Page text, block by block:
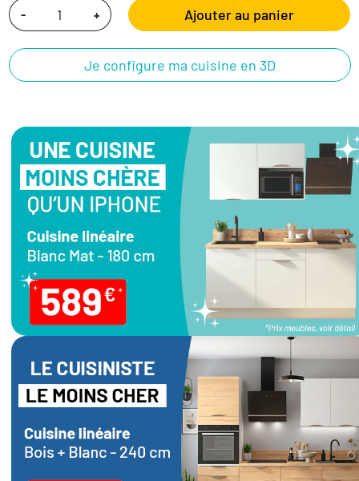
- + Ajouter au panier
Je configure ma cuisine en 3D